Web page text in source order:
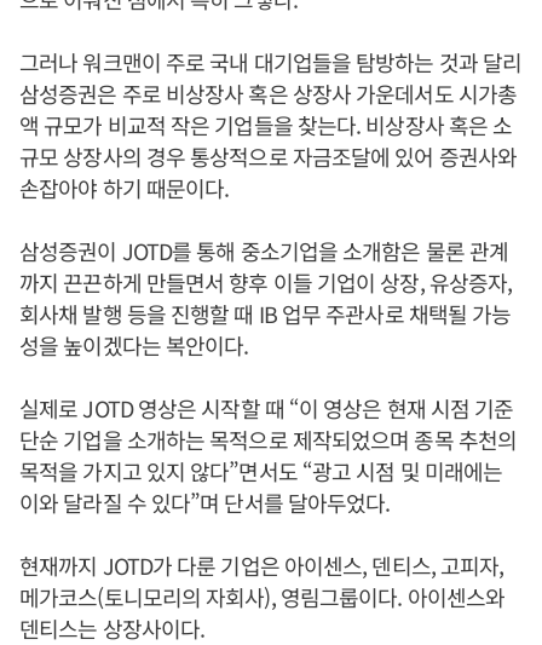
그러나 워크맨이 주로 국내 대기업들을 탐방하는 것과 달리
삼성증권은 주로 비상장사 혹은 상장사 가운데서도 시가총
액 규모가 비교적 작은 기업들을 찾는다. 비상장사 혹은 소
규모 상장사의 경우 통상적으로 자금조달에 있어 증권사와
손잡아야 하기 때문이다.
삼성증권이 JOTD를 통해 중소기업을 소개함은 물론 관계
까지 끈끈하게 만들면서 향후 이들 기업이 상장, 유상증자,
회사채 발행 등을 진행할 때 IB 업무 주관사로 채택될 가능
성을 높이겠다는 복안이다.
실제로 JOTD 영상은 시작할 때 “이 영상은 현재 시점 기준
단순 기업을 소개하는 목적으로 제작되었으며 종목 추천의
목적을 가지고 있지 않다”면서도 “광고 시점 및 미래에는
이와 달라질 수 있다”며 단서를 달아두었다.
현재까지 JOTD가 다룬 기업은 아이센스, 덴티스, 고피자,
메가코스(토니모리의 자회사), 영림그룹이다. 아이센스와
덴티스는 상장사이다.